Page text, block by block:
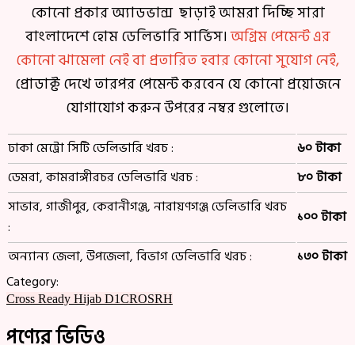
কোনো প্রকার অ্যাডভান্স ছাড়াই আমরা দিচ্ছি সারা
বাংলাদেশে হোম ডেলিভারি সার্ভিস।অগ্রিম পেমেন্ট এর
কোনো ঝামেলা নেই বা প্রতারিত হবার কোনো সুযোগ নেই,
প্রোডাক্ট দেখে তারপর পেমেন্ট করবেন যে কোনো প্রয়োজনে
যোগাযোগ করুন উপরের নম্বর গুলোতে।
ঢাকা মেট্রো সিটি ডেলিভারি খরচ :
৬০ টাকা
ডেমরা, কামরাঙ্গীরচর ডেলিভারি খরচ :
৮০ টাকা
সাভার, গাজীপুর, কেরানীগঞ্জ, নারায়ণগঞ্জ ডেলিভারি খরচ
:
১০০ টাকা
অন্যান্য জেলা, উপজেলা, বিভাগ ডেলিভারি খরচ :
১৩০ টাকা
Category:
Cross Ready Hijab D1CROSRH
পণ্যের ভিডিও